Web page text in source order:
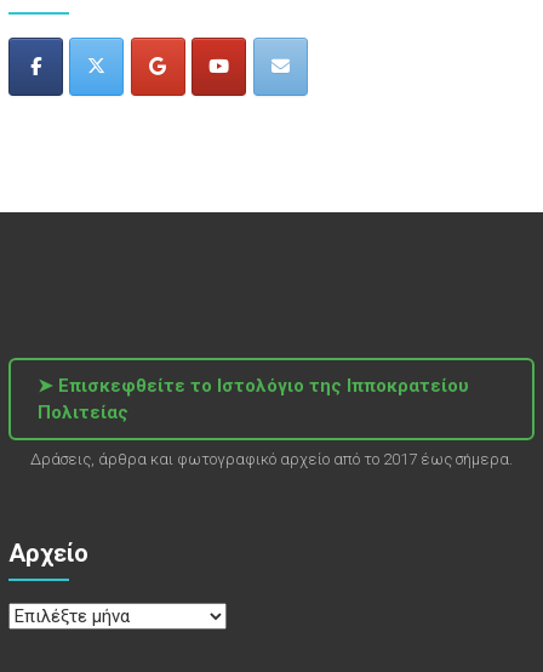
➤ Επισκεφθείτε το Ιστολόγιο της Ιπποκρατείου
Πολιτείας
Δράσεις, άρθρα και φωτογραφικό αρχείο από το 2017 έως σήμερα.
Αρχείο
Αρχείο